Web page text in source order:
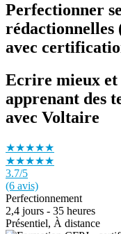
Perfectionner
rédactionnelles
avec
Ecrire mieux et
apprenant des
avec Voltaire
★★★★★
★★★★★
3.7/5
(6 avis)
Perfectionnement
2,4 jours - 35 heures
Présentiel, À distance